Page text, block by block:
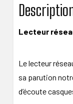
Lecteur
Le lecteur
sa parution
d’écoute